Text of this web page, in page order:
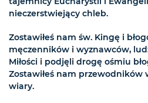
nieczerstwiejący chleb.
Zostawiłeś nam św. Kingę i
męczenników i wyznawców,
Miłości i podjęli drogę ośmiu
Zostawiłeś nam
wiary.